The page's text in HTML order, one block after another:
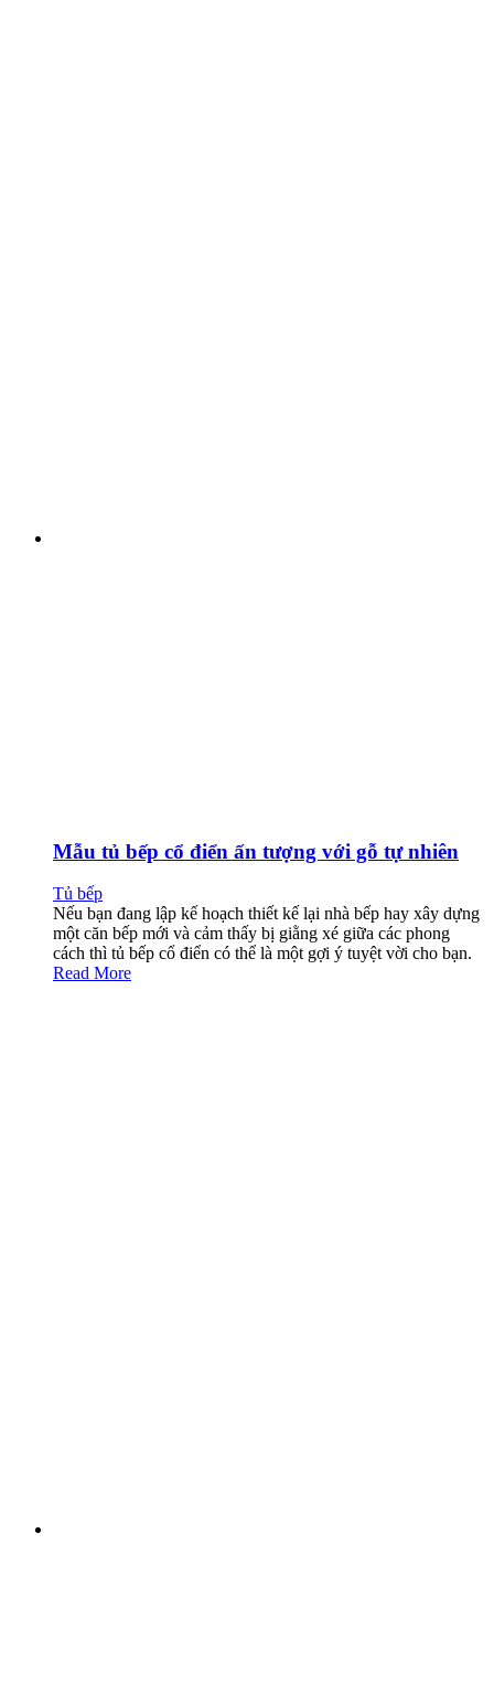
Mẫu tủ bếp cổ điển ấn tượng với gỗ tự nhiên
Tủ bếp
Nếu bạn đang lập kế hoạch thiết kế lại nhà bếp hay xây dựng
một căn bếp mới và cảm thấy bị giằng xé giữa các phong
cách thì tủ bếp cổ điển có thể là một gợi ý tuyệt vời cho bạn.
Read More